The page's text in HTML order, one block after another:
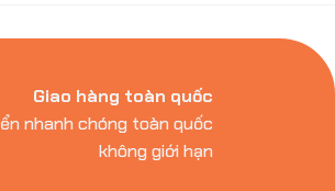
Giao hàng toàn quốc
nhanh chóng toàn quốc
không giới hạn